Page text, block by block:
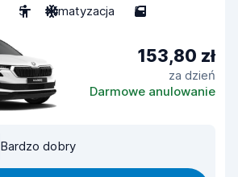
5 Klimatyzacja 5
153,80 zł
za dzień
Darmowe anulowanie
Bardzo dobry